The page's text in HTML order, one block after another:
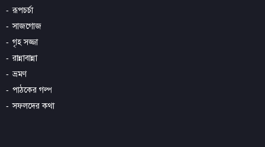
রূপচর্চা
সাজগোজ
গৃহ সজ্জা
রান্নাবান্না
ভ্রমণ
পাঠকের গল্প
সফলদের কথা